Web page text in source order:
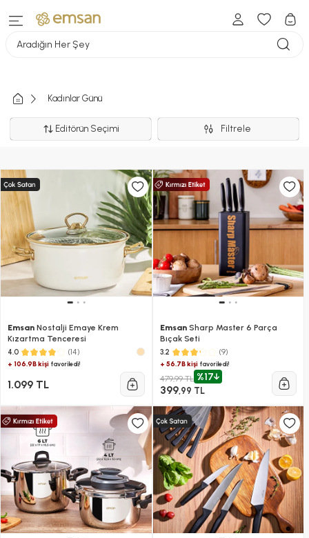
Aradığın Her Şey
Kadınlar Günü
Editörün Seçimi Filtrele
Emsan Nostalji Emaye Krem
Kızartma Tenceresi
4.0 (14)
+ 106.9B kişi favoriledi!
1.099 TL
EmsanSharp Master 6 Parça
Bıçak Seti
3.2 (9)
+ 56.7B kişifavoriledi!
479,99 TL %17
399,99 TL